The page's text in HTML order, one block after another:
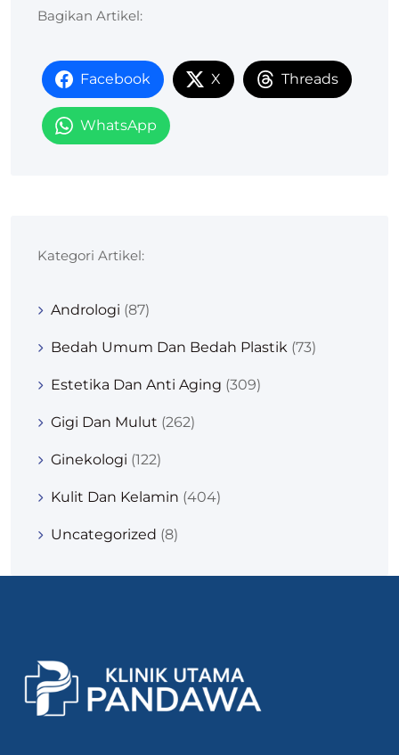
Bagikan Artikel:
Facebook X Threads
WhatsApp
Kategori Artikel:
Andrologi (87)
Bedah Umum Dan Bedah Plastik (73)
Estetika Dan Anti Aging (309)
Gigi Dan Mulut (262)
Ginekologi (122)
Kulit Dan Kelamin (404)
Uncategorized (8)